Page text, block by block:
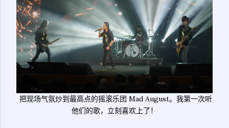
把现场气氛炒到最高点的摇滚乐团 Mad August。我第一次听
他们的歌，立刻喜欢上了！